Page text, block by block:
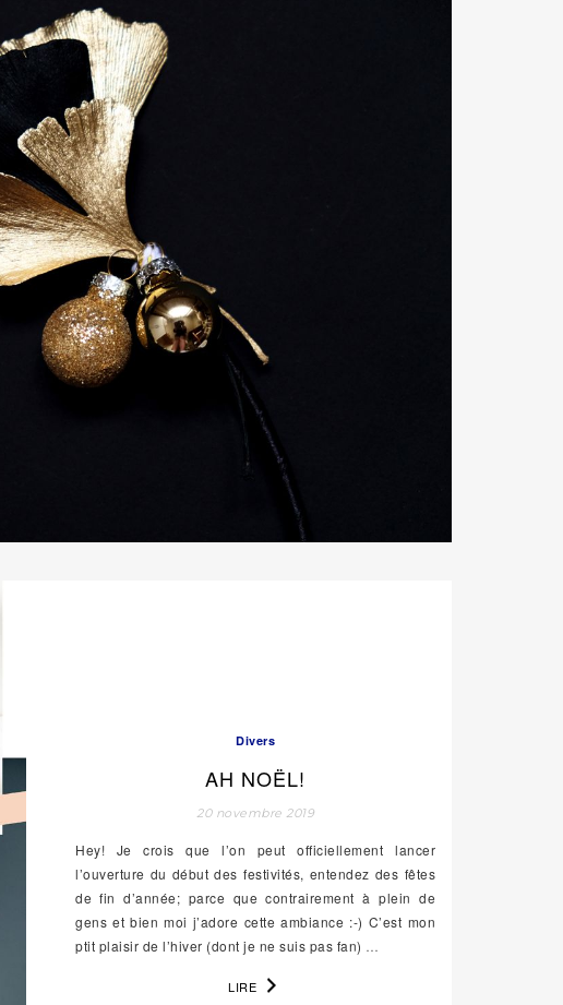
Divers
AH NOËL!
20 novembre 2019
Hey! Je crois que l’on peut officiellement lancer
l’ouverture du début des festivités, entendez des fêtes
de fin d’année; parce que contrairement à plein de
gens et bien moi j’adore cette ambiance :-) C’est mon
ptit plaisir de l’hiver (dont je ne suis pas fan) …
LIRE